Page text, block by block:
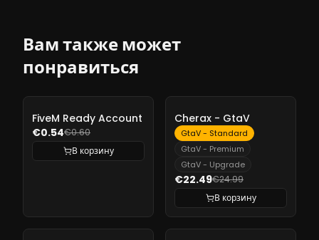
Вам также может
понравиться
FiveM Ready Account
€0.54€0.60
В корзину
-
Cherax - GtaV
GtaV - Standard
GtaV - Premium
GtaV - Upgrade
€22.49€24.99
В корзину